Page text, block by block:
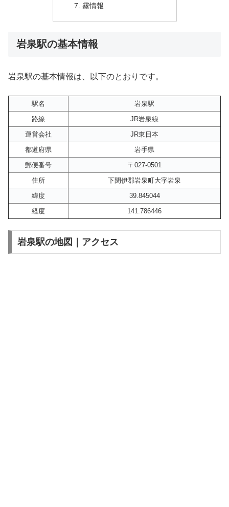
霧情報
岩泉駅の基本情報
岩泉駅の基本情報は、以下のとおりです。
駅名
岩泉駅
路線
JR岩泉線
運営会社
JR東日本
都道府県
岩手県
郵便番号
〒027-0501
住所
下閉伊郡岩泉町大字岩泉
緯度
39.845044
経度
141.786446
岩泉駅の地図｜アクセス